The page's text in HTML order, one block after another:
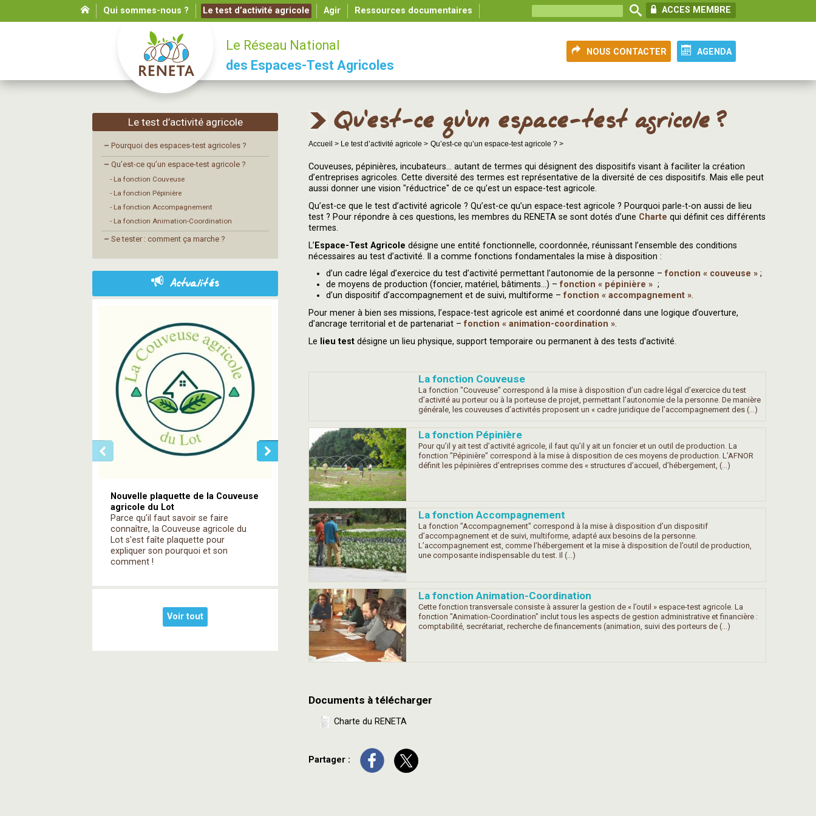
Qui sommes-nous ? Le test d’activité agricole Agir Ressources documentaires ACCES MEMBRE
AGENDA
NOUS CONTACTER
Le Réseau National
des Espaces-Test Agricoles
Qu’est-ce qu’un espace-test agricole ?
Accueil > Le test d’activité agricole > Qu’est-ce qu’un espace-test agricole ? >
Couveuses, pépinières, incubateurs... autant de termes qui désignent des dispositifs visant à faciliter la création
d’entreprises agricoles. Cette diversité des termes est représentative de la diversité de ces dispositifs. Mais elle peut
aussi donner une vision "réductrice" de ce qu’est un espace-test agricole.
Qu’est-ce que le test d’activité agricole ? Qu’est-ce qu’un espace-test agricole ? Pourquoi parle-t-on aussi de lieu
test ? Pour répondre à ces questions, les membres du RENETA se sont dotés d’une Charte qui définit ces différents
termes.
L’ Espace-Test Agricole désigne une entité fonctionnelle, coordonnée, réunissant l’ensemble des conditions
nécessaires au test d’activité. Il a comme fonctions fondamentales la mise à disposition :
d’un cadre légal d’exercice du test d’activité permettant l’autonomie de la personne –fonction « couveuse »;
de moyens de production (foncier, matériel, bâtiments...) –fonction « pépinière » ;
d’un dispositif d’accompagnement et de suivi, multiforme –fonction « accompagnement ».
Pour mener à bien ses missions, l’espace-test agricole est animé et coordonné dans une logique d’ouverture,
d’ancrage territorial et de partenariat –fonction « animation-coordination ».
Le lieu test désigne un lieu physique, support temporaire ou permanent à des tests d’activité.
La fonction Couveuse
La fonction "Couveuse" correspond à la mise à disposition d’un cadre légal d’exercice du test
d’activité au porteur ou à la porteuse de projet, permettant l’autonomie de la personne. De manière
générale, les couveuses d’activités proposent un « cadre juridique de l’accompagnement des (…)
La fonction Pépinière
Pour qu’il y ait test d’activité agricole, il faut qu’il y ait un foncier et un outil de production. La
fonction "Pépinière" correspond à la mise à disposition de ces moyens de production. L’AFNOR
définit les pépinières d’entreprises comme des « structures d’accueil, d’hébergement, (…)
La fonction Accompagnement
La fonction "Accompagnement" correspond à la mise à disposition d’un dispositif
d’accompagnement et de suivi, multiforme, adapté aux besoins de la personne.
L’accompagnement est, comme l’hébergement et la mise à disposition de l’outil de production,
une composante indispensable du test. Il (…)
La fonction Animation-Coordination
Cette fonction transversale consiste à assurer la gestion de « l’outil » espace-test agricole. La
fonction "Animation-Coordination" inclut tous les aspects de gestion administrative et financière :
comptabilité, secrétariat, recherche de financements (animation, suivi des porteurs de (…)
Documents à télécharger
Charte du RENETA
Partager :
Le test d’activité agricole
– Pourquoi des espaces-test agricoles ?
– Qu’est-ce qu’un espace-test agricole ?
- La fonction Couveuse
- La fonction Pépinière
- La fonction Accompagnement
- La fonction Animation-Coordination
– Se tester : comment ça marche ?
Actualités
Nouvelle plaquette de la Couveuse
agricole du Lot
Parce qu'il faut savoir se faire
connaître, la Couveuse agricole du
Lot s'est faîte plaquette pour
expliquer son pourquoi et son
comment !
Voir tout